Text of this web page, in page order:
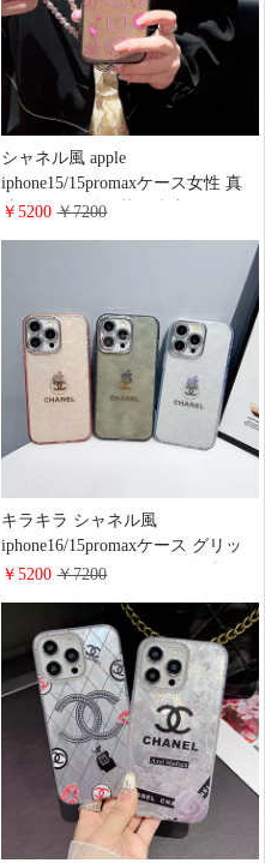
シャネル風 apple
iphone15/15promaxケース女性 真
珠チェーン付き落下防止 chanel
iphone13pro/12ケースファッショ
ン大人 可愛い
￥5200￥7200
キラキラ シャネル風
iphone16/15promaxケース グリッ
ター TPUソフトケース 耐衝撃 レ
携帯ケース 薄型 レデイース かわ
いい
￥5200￥7200